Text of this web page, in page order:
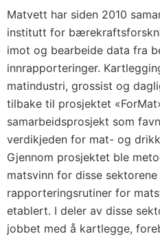
Matvett har siden 2010
institutt for
imot og bearbeide data fra
innrapporteringer.
matindustri, grossist og
tilbake til prosjektet
samarbeidsprosjekt som
verdikjeden for mat- og
Gjennom prosjektet ble
matsvinn for disse
rapporteringsrutiner for
etablert. I deler av disse
jobbet med å kartlegge,